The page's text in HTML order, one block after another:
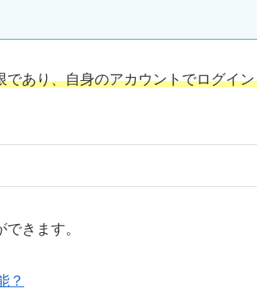
あり、自身のアカウントでログイ
きます。
？